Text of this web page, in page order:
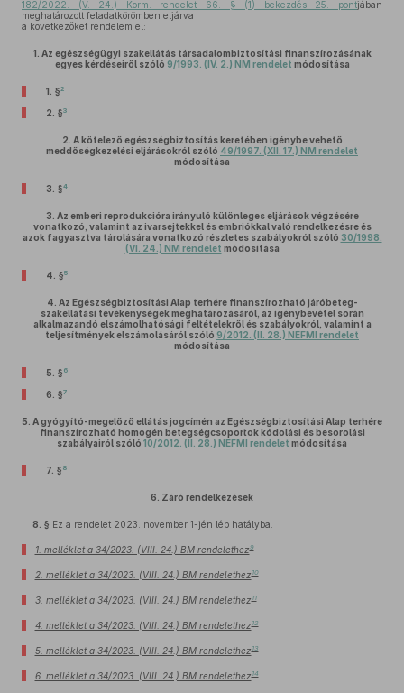
182/2022. (V. 24.) Korm. rendelet 66. § (1) bekezdés 25. pontjában
meghatározott feladatkörömben eljárva
a következőket rendelem el:
1. Az egészségügyi szakellátás társadalombiztosítási finanszírozásának
egyes kérdéseiről szóló 9/1993. (IV. 2.) NM rendelet módosítása
1. §2
2. §3
2. A kötelező egészségbiztosítás keretében igénybe vehető
meddőségkezelési eljárásokról szóló 49/1997. (XII. 17.) NM rendelet
módosítása
3. §4
3. Az emberi reprodukcióra irányuló különleges eljárások végzésére
vonatkozó, valamint az ivarsejtekkel és embriókkal való rendelkezésre és
azok fagyasztva tárolására vonatkozó részletes szabályokról szóló 30/1998.
(VI. 24.) NM rendelet módosítása
4. §5
4. Az Egészségbiztosítási Alap terhére finanszírozható járóbeteg-
szakellátási tevékenységek meghatározásáról, az igénybevétel során
alkalmazandó elszámolhatósági feltételekről és szabályokról, valamint a
teljesítmények elszámolásáról szóló 9/2012. (II. 28.) NEFMI rendelet
módosítása
5. § 6
6. §7
5. A gyógyító-megelőző ellátás jogcímén az Egészségbiztosítási Alap terhére
finanszírozható homogén betegségcsoportok kódolási és besorolási
szabályairól szóló 10/2012. (II. 28.) NEFMI rendelet módosítása
7. § 8
6. Záró rendelkezések
8. § Ez a rendelet 2023. november 1-jén lép hatályba.
1. melléklet a 34/2023. (VIII. 24.) BM rendelethez9
2. melléklet a 34/2023. (VIII. 24.) BM rendelethez10
3. melléklet a 34/2023. (VIII. 24.) BM rendelethez11
4. melléklet a 34/2023. (VIII. 24.) BM rendelethez12
5. melléklet a 34/2023. (VIII. 24.) BM rendelethez13
6. melléklet a 34/2023. (VIII. 24.) BM rendelethez14